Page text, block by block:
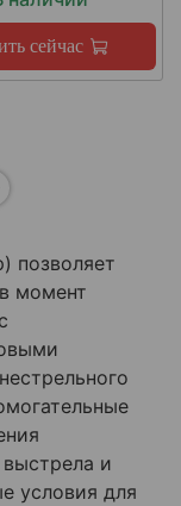
сейчас
позволяет
момент
и
условия для